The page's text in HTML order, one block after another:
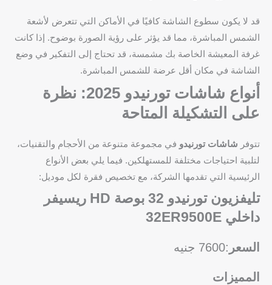
قد لا يكون سطوع الشاشة كافيًا في الأماكن التي تتعرض لأشعة
الشمس المباشرة، مما قد يؤثر على رؤية الصورة بوضوح. إذا كانت
غرفة المعيشة الخاصة بك مشمسة، قد تحتاج إلى التفكير في وضع
الشاشة في مكان أقل عرضة للشمس المباشرة.
أنواع شاشات تورنيدو 2025: نظرة
على التشكيلة المتاحة
تتوفر شاشات تورنيدو في مجموعة متنوعة من الأحجام والتقنيات،
لتلبية احتياجات مختلفة للمستهلكين. فيما يلي بعض الأنواع
الرئيسية التي تقدمها الشركة، مع تخصيص فقرة لكل موديل:
تليفزيون تورنيدو 32 بوصة HD ريسيفر
داخلي 32ER9500E
السعر :7600 جنيه
المميزات